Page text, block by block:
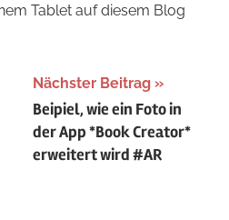
Tablet auf diesem Blog
Nächster Beitrag
Beipiel, wie ein Foto in
der App *Book Creator*
erweitert wird #AR